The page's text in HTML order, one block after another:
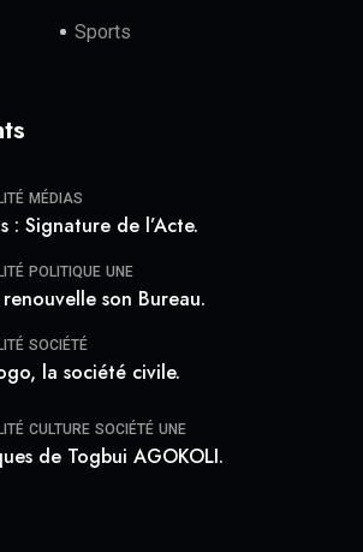
Sports
MÉDIAS
: Signature de l’Acte.
POLITIQUE UNE
renouvelle son Bureau.
SOCIÉTÉ
la société civile.
CULTURE SOCIÉTÉ UNE
de Togbui AGOKOLI.